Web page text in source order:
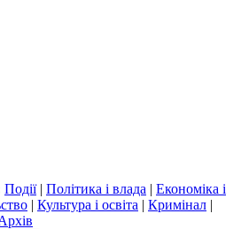
Події| Політика і влада | Економіка і
| Культура і освіта | Кримінал |